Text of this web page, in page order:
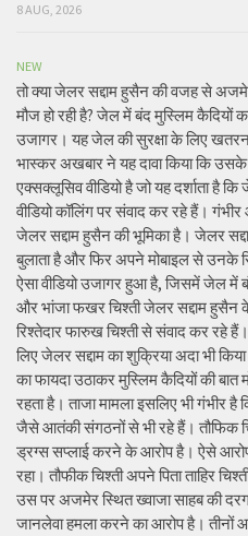
8 AUG, 2026
NEW
तो क्या जेलर सद्दाम हुसैन की वजह से
मौज हो रही है? जेल में बंद मुस्लिम कैदियों का
उजागर। यह जेल की सुरक्षा के लिए
भास्कर अखबार ने यह दावा किया कि
एक्सक्लूसिव वीडियो है जो यह दर्शाता है
वीडियो कॉलिंग पर संवाद कर रहे हैं।
जेलर सद्दाम हुसैन की भूमिका है। जेलर
बुलाता है और फिर अपने मोबाइल से उनके
ऐसा वीडियो उजागर हुआ है, जिसमें जेल में
और भांजा फखर चिश्ती जेलर सद्दाम
रिश्तेदार फारुख चिश्ती से संवाद कर रहे
लिए जेलर सद्दाम का शुक्रिया अदा भी
का फायदा उठाकर मुस्लिम कैदियों की बात
रहता है। ताजा मामला इसलिए भी गंभीर
जैसे आतंकी संगठनों से भी रहे हैं। तौफिक
ड्रग्स सप्लाई करने के आरोप है। ऐसे
रहा। तौफीक चिश्ती अपने पिता ताहिर
उस पर अजमेर स्थित ख्वाजा साहब की
जानलेवा हमला करने का आरोप है। तीनों